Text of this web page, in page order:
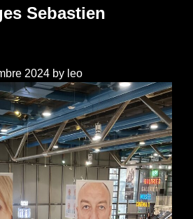
Sebastien
2024 by leo